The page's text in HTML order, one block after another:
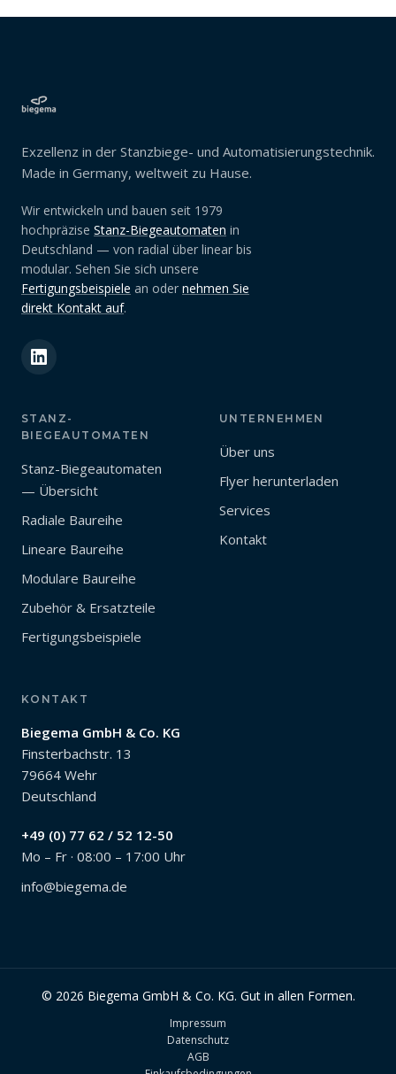
Exzellenz in der Stanzbiege- und Automatisierungstechnik.
Made in Germany, weltweit zu Hause.
Wir entwickeln und bauen seit 1979
hochpräzise Stanz-Biegeautomaten in
Deutschland — von radial über linear bis
modular. Sehen Sie sich unsere
Fertigungsbeispiele an oder nehmen Sie
direkt Kontakt auf.
STANZ-
BIEGEAUTOMATEN
Stanz-Biegeautomaten
— Übersicht
Radiale Baureihe
Lineare Baureihe
Modulare Baureihe
Zubehör & Ersatzteile
Fertigungsbeispiele
UNTERNEHMEN
Über uns
Flyer herunterladen
Services
Kontakt
KONTAKT
Biegema GmbH & Co. KG
Finsterbachstr. 13
79664 Wehr
Deutschland
+49 (0) 77 62 / 52 12-50
Mo – Fr · 08:00 – 17:00 Uhr
info@biegema.de
© 2026 Biegema GmbH & Co. KG. Gut in allen Formen.
Impressum
Datenschutz
AGB